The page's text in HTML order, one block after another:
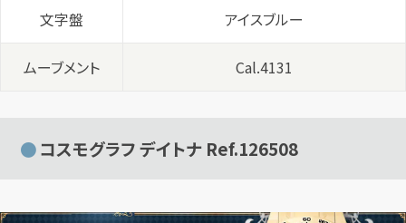
文字盤 アイスブルー
ムーブメント Cal.4131
コスモグラフ デイトナ Ref.126508